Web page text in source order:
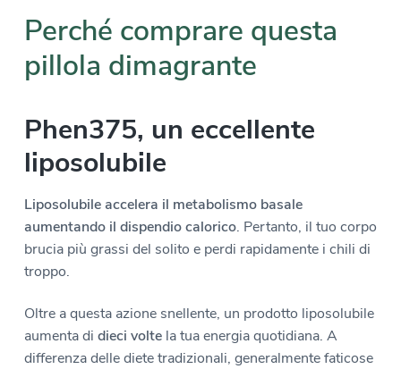
Perché comprare questa
pillola dimagrante
Phen375, un eccellente
liposolubile
Liposolubile accelera il metabolismo basale
aumentando il dispendio calorico. Pertanto, il tuo corpo
brucia più grassi del solito e perdi rapidamente i chili di
troppo.
Oltre a questa azione snellente, un prodotto liposolubile
aumenta di dieci voltela tua energia quotidiana. A
differenza delle diete tradizionali, generalmente faticose